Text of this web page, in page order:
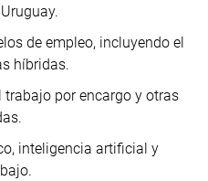
de empleo, incluyendo el
híbridas.
trabajo por encargo y otras
inteligencia artificial y